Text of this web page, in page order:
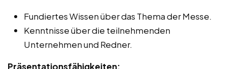
Fundiertes Wissen über das Thema der Messe.
Kenntnisse über die teilnehmenden
Unternehmen und Redner.
Präsentationsfähigkeiten: